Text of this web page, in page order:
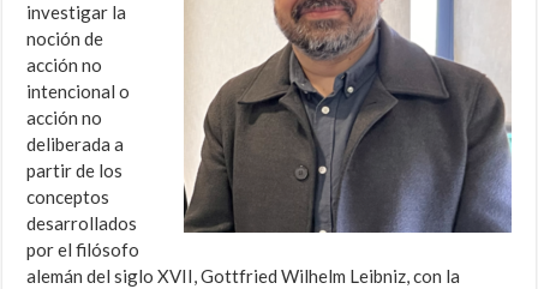
investigar la
noción de
acción no
intencional o
acción no
deliberada a
partir de los
conceptos
desarrollados
por el filósofo
alemán del siglo XVII, Gottfried Wilhelm Leibniz, con la